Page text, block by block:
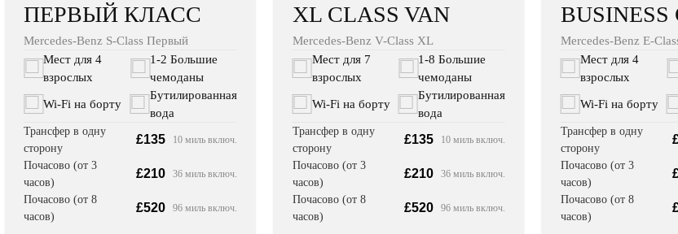
ПЕРВЫЙ КЛАСС
Mercedes-Benz S-Class Первый
Мест для 4
взрослых
1-2 Большие
чемоданы
Wi‑Fi на борту
Бутилированная
вода
Трансфер в одну
сторону
£135 10 миль включ.
Почасово (от 3
часов)
£210 36 миль включ.
Почасово (от 8
часов)
£520 96 миль включ.
XL CLASS VAN
Mercedes-Benz V-Class XL
Мест для 7
взрослых
1-8 Большие
чемоданы
Wi‑Fi на борту
Бутилированная
вода
Трансфер в одну
сторону
£135 10 миль включ.
Почасово (от 3
часов)
£210 36 миль включ.
Почасово (от 8
часов)
£520 96 миль включ.
BUSINESS
Mercedes-Benz E-
Мест для 4
взрослых
Wi‑Fi на борту
Трансфер в одну
сторону
Почасово (от 3
часов)
Почасово (от 8
часов)